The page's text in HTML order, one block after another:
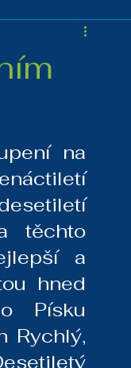
na
těchto
a
hned
Písku
Rychlý,